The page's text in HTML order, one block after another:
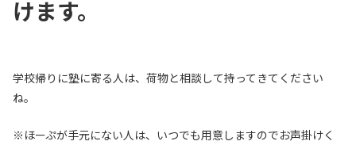
けます。
学校帰りに塾に寄る人は、荷物と相談して持ってきてください
ね。
※ほーぷが手元にない人は、いつでも用意しますのでお声掛けく